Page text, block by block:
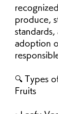
produce,
standards,
adoption
🔍 Types
Fruits